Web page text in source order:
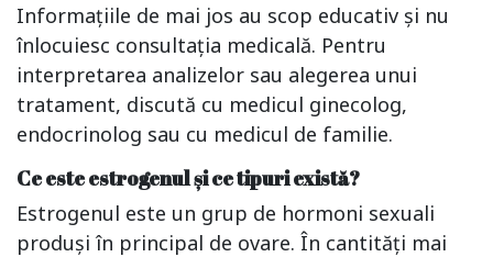
Informațiile de mai jos au scop educativ și nu
înlocuiesc consultația medicală. Pentru
interpretarea analizelor sau alegerea unui
tratament, discută cu medicul ginecolog,
endocrinolog sau cu medicul de familie.
Ce este estrogenul și ce tipuri există?
Estrogenul este un grup de hormoni sexuali
produși în principal de ovare. În cantități mai